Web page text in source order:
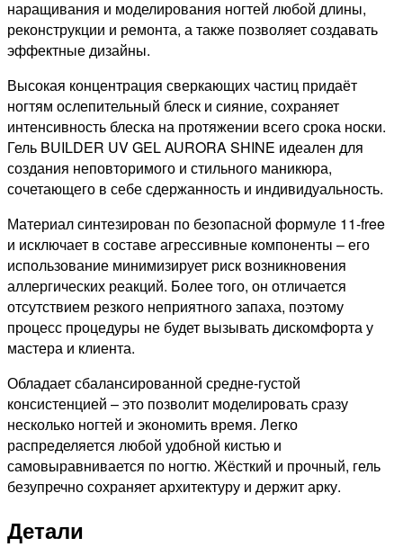
наращивания и моделирования ногтей любой длины,
реконструкции и ремонта, а также позволяет создавать
эффектные дизайны.
Высокая концентрация сверкающих частиц придаёт
ногтям ослепительный блеск и сияние, сохраняет
интенсивность блеска на протяжении всего срока носки.
Гель BUILDER UV GEL AURORA SHINE идеален для
создания неповторимого и стильного маникюра,
сочетающего в себе сдержанность и индивидуальность.
Материал синтезирован по безопасной формуле 11-free
и исключает в составе агрессивные компоненты – его
использование минимизирует риск возникновения
аллергических реакций. Более того, он отличается
отсутствием резкого неприятного запаха, поэтому
процесс процедуры не будет вызывать дискомфорта у
мастера и клиента.
Обладает сбалансированной средне-густой
консистенцией – это позволит моделировать сразу
несколько ногтей и экономить время. Легко
распределяется любой удобной кистью и
самовыравнивается по ногтю. Жёсткий и прочный, гель
безупречно сохраняет архитектуру и держит арку.
Детали